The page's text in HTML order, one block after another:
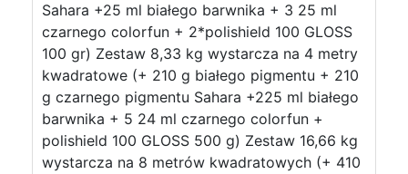
Sahara +25 ml białego barwnika + 3 25 ml
czarnego colorfun + 2*polishield 100 GLOSS
100 gr) Zestaw 8,33 kg wystarcza na 4 metry
kwadratowe (+ 210 g białego pigmentu + 210
g czarnego pigmentu Sahara +225 ml białego
barwnika + 5 24 ml czarnego colorfun +
polishield 100 GLOSS 500 g) Zestaw 16,66 kg
wystarcza na 8 metrów kwadratowych (+ 410